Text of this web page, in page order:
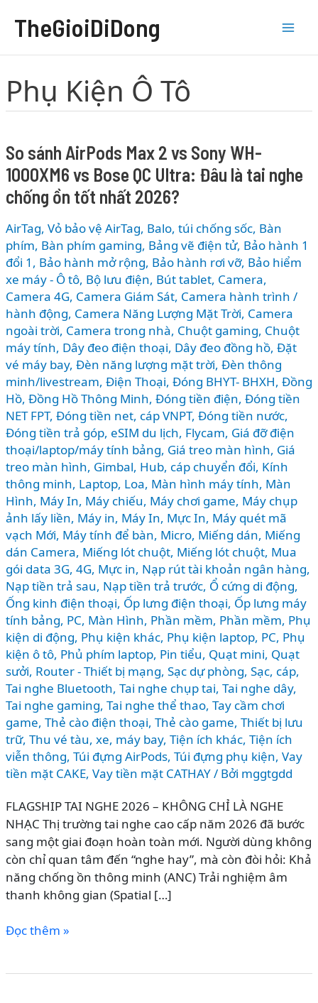
TheGioiDiDong
Phụ Kiện Ô Tô
So sánh AirPods Max 2 vs Sony WH-
1000XM6 vs Bose QC Ultra: Đâu là tai nghe
chống ồn tốt nhất 2026?
AirTag, Vỏ bảo vệ AirTag, Balo, túi chống sốc, Bàn
phím, Bàn phím gaming, Bảng vẽ điện tử, Bảo hành 1
đổi 1 , Bảo hành mở rộng, Bảo hành rơi vỡ, Bảo hiểm
xe máy - Ô tô, Bộ lưu điện, Bút tablet, Camera,
Camera 4G, Camera Giám Sát, Camera hành trình /
hành động, Camera Năng Lượng Mặt Trời, Camera
ngoài trời, Camera trong nhà, Chuột gaming, Chuột
máy tính, Dây đeo điện thoại, Dây đeo đồng hồ, Đặt
vé máy bay, Đèn năng lượng mặt trời, Đèn thông
minh/livestream, Điện Thoại, Đóng BHYT- BHXH, Đồng
Hồ, Đồng Hồ Thông Minh, Đóng tiền điện, Đóng tiền
NET FPT, Đóng tiền net, cáp VNPT, Đóng tiền nước,
Đóng tiền trả góp, eSIM du lịch, Flycam, Giá đỡ điện
thoại/laptop/máy tính bảng, Giá treo màn hình, Giá
treo màn hình, Gimbal, Hub, cáp chuyển đổi, Kính
thông minh, Laptop, Loa, Màn hình máy tính, Màn
Hình, Máy In, Máy chiếu, Máy chơi game, Máy chụp
ảnh lấy liền, Máy in, Máy In, Mực In, Máy quét mã
vạch Mới, Máy tính để bàn, Micro, Miếng dán, Miếng
dán Camera, Miếng lót chuột, Miếng lót chuột, Mua
gói data 3G, 4G, Mực in, Nạp rút tài khoản ngân hàng,
Nạp tiền trả sau, Nạp tiền trả trước, Ổ cứng di động,
Ống kinh điện thoại, Ốp lưng điện thoại, Ốp lưng máy
tính bảng, PC, Màn Hình, Phần mềm, Phần mềm, Phụ
kiện di động, Phụ kiện khác, Phụ kiện laptop, PC, Phụ
kiện ô tô, Phủ phím laptop, Pin tiểu, Quạt mini, Quạt
sưởi, Router - Thiết bị mạng, Sạc dự phòng, Sạc, cáp,
Tai nghe Bluetooth, Tai nghe chụp tai, Tai nghe dây,
Tai nghe gaming, Tai nghe thể thao, Tay cầm chơi
game, Thẻ cào điện thoại, Thẻ cào game, Thiết bị lưu
trữ, Thu vé tàu, xe, máy bay, Tiện ích khác, Tiện ích
viễn thông, Túi đựng AirPods, Túi đựng phụ kiện, Vay
tiền mặt CAKE, Vay tiền mặt CATHAY/ Bởi mggtgdd
FLAGSHIP TAI NGHE 2026 – KHÔNG CHỈ LÀ NGHE
NHẠC Thị trường tai nghe cao cấp năm 2026 đã bước
sang một giai đoạn hoàn toàn mới. Người dùng không
còn chỉ quan tâm đến “nghe hay”, mà còn đòi hỏi: Khả
năng chống ồn thông minh (ANC) Trải nghiệm âm
thanh không gian (Spatial […]
So
Đọc thêm »